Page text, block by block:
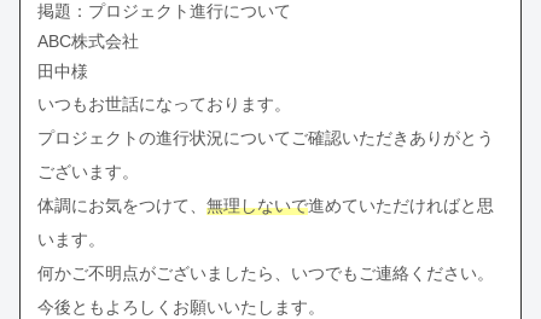
掲題：プロジェクト進行について
ABC株式会社
田中様
いつもお世話になっております。
プロジェクトの進行状況についてご確認いただきありがとう
ございます。
体調にお気をつけて、 無理しないで進めていただければと思
います。
何かご不明点がございましたら、いつでもご連絡ください。
今後ともよろしくお願いいたします。